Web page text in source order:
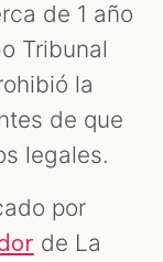
de 1 año
Tribunal
la
de que
legales.
por
de La